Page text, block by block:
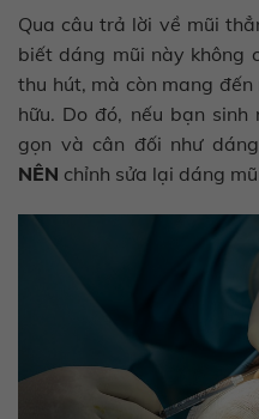
Qua câu trả lời về mũi
biết dáng mũi này không
thu hút, mà còn mang
hữu. Do đó, nếu bạn
gọn và cân đối như
NÊN chỉnh sửa lại dáng